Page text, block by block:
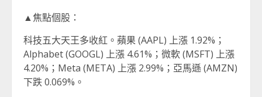
▲焦點個股：
科技五大天王多收紅。蘋果 (AAPL) 上漲 1.92%；
Alphabet (GOOGL) 上漲 4.61%；微軟 (MSFT) 上漲
4.20%；Meta (META) 上漲 2.99%；亞馬遜 (AMZN)
下跌 0.069%。